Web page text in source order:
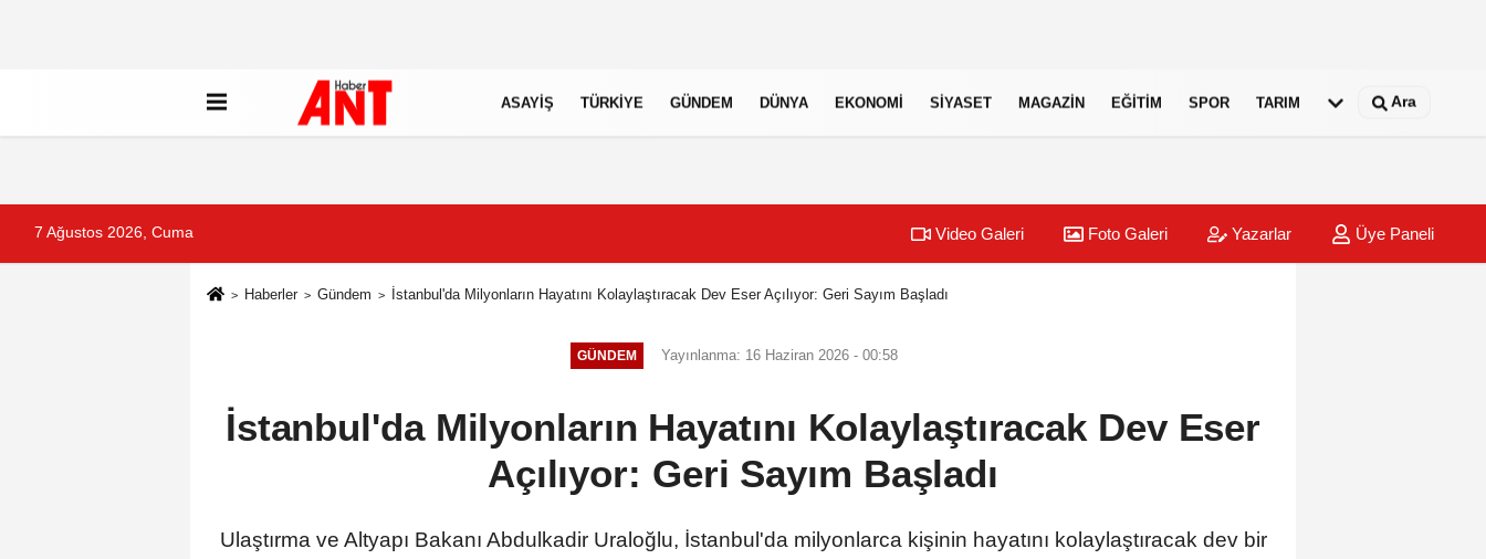
ASAYIŞ TÜRKIYE GÜNDEM DÜNYA EKONOMI SIYASET MAGAZIN EĞITIM SPOR TARIM Ara
7 Ağustos 2026, Cuma Video Galeri Foto Galeri Yazarlar Üye Paneli
Haberler Gündem İstanbul'da Milyonların Hayatını Kolaylaştıracak Dev Eser Açılıyor: Geri Sayım Başladı
GÜNDEM Yayınlanma: 16 Haziran 2026 - 00:58
İstanbul'da Milyonların Hayatını Kolaylaştıracak Dev Eser
Açılıyor: Geri Sayım Başladı
Ulaştırma ve Altyapı Bakanı Abdulkadir Uraloğlu, İstanbul'da milyonlarca kişinin hayatını kolaylaştıracak dev bir